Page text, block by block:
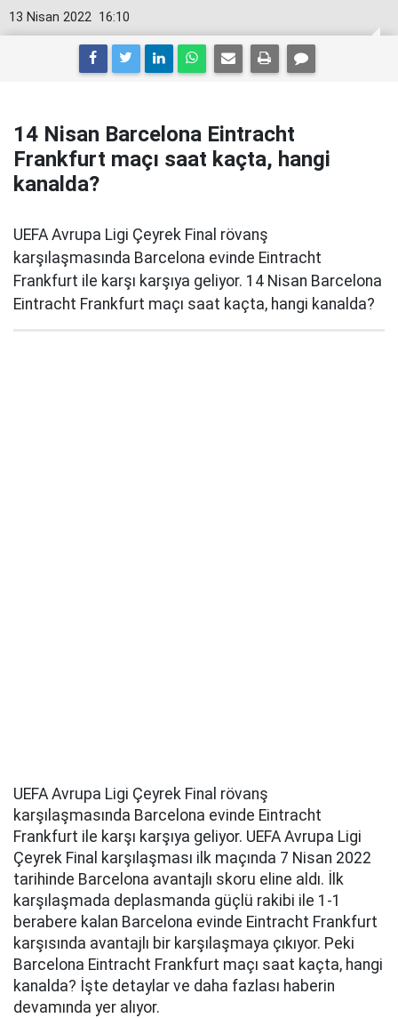
16:10
13 Nisan 2022
14 Nisan Barcelona Eintracht
Frankfurt maçı saat kaçta, hangi
kanalda?
UEFA Avrupa Ligi Çeyrek Final rövanş
karşılaşmasında Barcelona evinde Eintracht
Frankfurt ile karşı karşıya geliyor. 14 Nisan Barcelona
Eintracht Frankfurt maçı saat kaçta, hangi kanalda?
UEFA Avrupa Ligi Çeyrek Final rövanş
karşılaşmasında Barcelona evinde Eintracht
Frankfurt ile karşı karşıya geliyor. UEFA Avrupa Ligi
Çeyrek Final karşılaşması ilk maçında 7 Nisan 2022
tarihinde Barcelona avantajlı skoru eline aldı. İlk
karşılaşmada deplasmanda güçlü rakibi ile 1-1
berabere kalan Barcelona evinde Eintracht Frankfurt
karşısında avantajlı bir karşılaşmaya çıkıyor. Peki
Barcelona Eintracht Frankfurt maçı saat kaçta, hangi
kanalda? İşte detaylar ve daha fazlası haberin
devamında yer alıyor.